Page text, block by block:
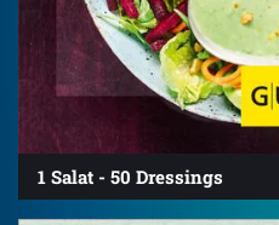
1 Salat - 50 Dressings